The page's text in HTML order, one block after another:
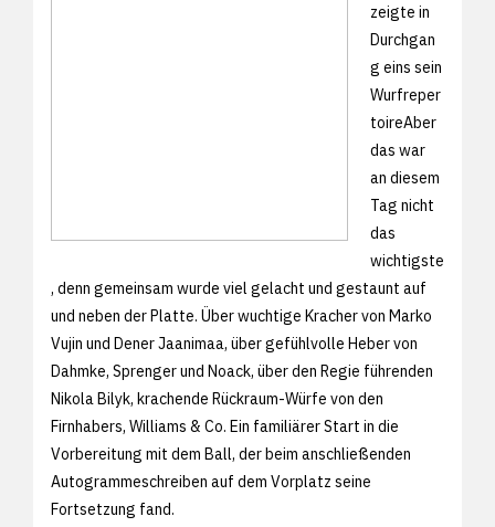
zeigte in
Durchgan
g eins sein
Wurfreper
toireAber
das war
an diesem
Tag nicht
das
wichtigste
, denn gemeinsam wurde viel gelacht und gestaunt auf
und neben der Platte. Über wuchtige Kracher von Marko
Vujin und Dener Jaanimaa, über gefühlvolle Heber von
Dahmke, Sprenger und Noack, über den Regie führenden
Nikola Bilyk, krachende Rückraum-Würfe von den
Firnhabers, Williams & Co. Ein familiärer Start in die
Vorbereitung mit dem Ball, der beim anschließenden
Autogrammeschreiben auf dem Vorplatz seine
Fortsetzung fand.